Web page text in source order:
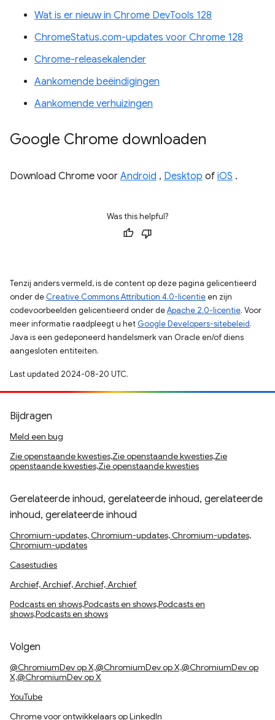
Wat is er nieuw in Chrome DevTools 128
ChromeStatus.com-updates voor Chrome 128
Chrome-releasekalender
Aankomende beëindigingen
Aankomende verhuizingen
Google Chrome downloaden
Download Chrome voor Android , Desktop of iOS .
Was this helpful?
Tenzij anders vermeld, is de content op deze pagina gelicentieerd
onder de Creative Commons Attribution 4.0-licentieen zijn
codevoorbeelden gelicentieerd onder deApache 2.0-licentie. Voor
meer informatie raadpleegt u het Google Developers-sitebeleid.
Java is een gedeponeerd handelsmerk van Oracle en/of diens
aangesloten entiteiten.
Last updated 2024-08-20 UTC.
Bijdragen
Meld een bug
Zie openstaande kwesties,Zie openstaande kwesties,Zie
openstaande kwesties,Zie openstaande kwesties
Gerelateerde inhoud, gerelateerde inhoud, gerelateerde
inhoud, gerelateerde inhoud
Chromium-updates, Chromium-updates, Chromium-updates,
Chromium-updates
Casestudies
Archief, Archief, Archief, Archief
Podcasts en shows,Podcasts en shows,Podcasts en
shows,Podcasts en shows
Volgen
@ChromiumDev op X,@ChromiumDev op X,@ChromiumDev op
X,@ChromiumDev op X
YouTube
Chrome voor ontwikkelaars op LinkedIn